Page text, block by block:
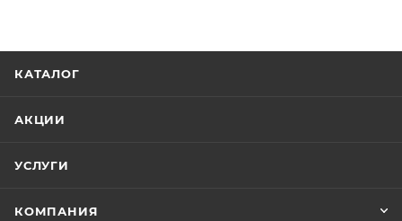
КАТАЛОГ
АКЦИИ
УСЛУГИ
КОМПАНИЯ